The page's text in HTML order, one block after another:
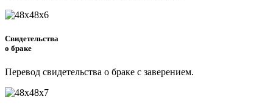
Свидетельства
о браке
Перевод свидетельства о браке с заверением.